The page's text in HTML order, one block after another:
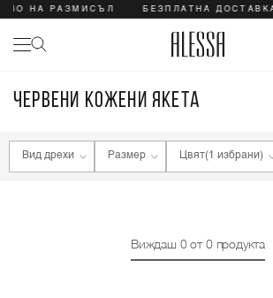
НА РАЗМИСЪЛ БЕЗПЛАТНА
ЧЕРВЕНИ КОЖЕНИ ЯКЕТА
Вид дрехи Размер Цвят(1 избрани)
Виждаш 0от 0продукта